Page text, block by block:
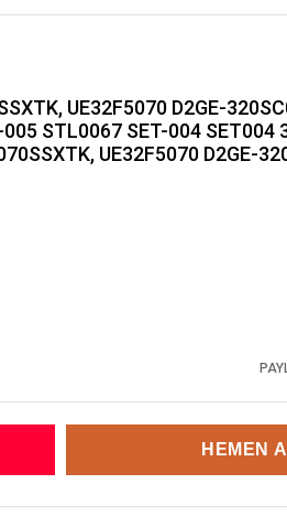
UE32F5070 D2GE-
STL0067 SET-004 SET004
UE32F5070 D2GE-